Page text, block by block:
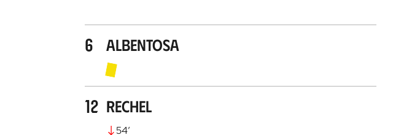
6 Albentosa
12 Rechel
54’